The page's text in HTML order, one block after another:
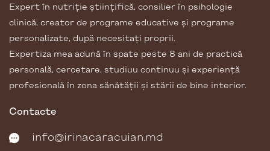
Expert în nutriție științifică, consilier în psihologie
clinică, creator de programe educative și programe
personalizate, după necesitați proprii.
Expertiza mea adună în spate peste 8 ani de practică
personală, cercetare, studiuu continuu și experiență
profesională în zona sănătății și stării de bine interior.
Contacte
info@irinacaracuian.md